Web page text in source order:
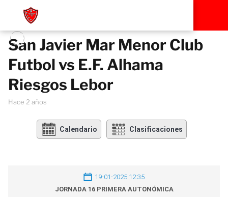
San Javier Mar Menor Club
Futbol vs E.F. Alhama
Riesgos Lebor
hace 2 años
Calendario Clasificaciones
19-01-2025 12:35
JORNADA 16 PRIMERA AUTONÓMICA